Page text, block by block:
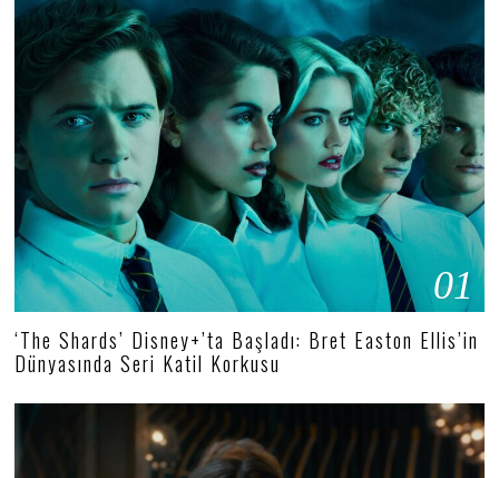
01
‘The Shards’ Disney+’ta Başladı: Bret Easton Ellis’in
Dünyasında Seri Katil Korkusu